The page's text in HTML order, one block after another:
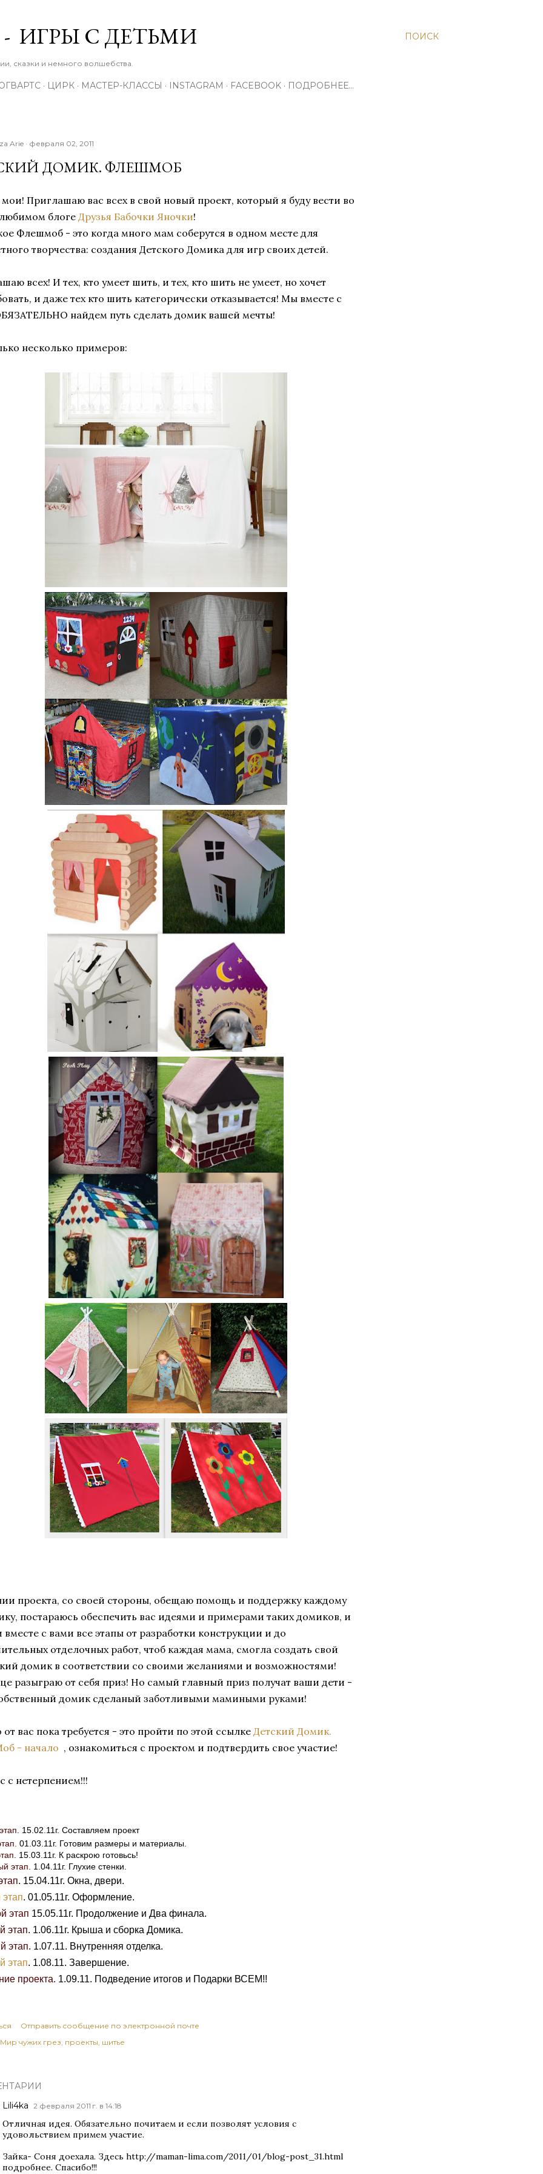
ПОИСК
ИГРЫ С ДЕТЬМИ
сказки и немного волшебства.
ЦИРК МАСТЕР-КЛАССЫ INSTAGRAM FACEBOOK ПОДРОБНЕЕ…
Arie февраля 02, 2011
ДОМИК. ФЛЕШМОБ
мои! Приглашаю вас всех в свой новый проект, который я буду вести во
блоге Друзья Бабочки Яночки!
Флешмоб - это когда много мам соберутся в одном месте для
творчества: создания Детского Домика для игр своих детей.
всех! И тех, кто умеет шить, и тех, кто шить не умеет, но хочет
и даже тех кто шить категорически отказывается! Мы вместе с
найдем путь сделать домик вашей мечты!
несколько примеров:
проекта, со своей стороны, обещаю помощь и поддержку каждому
постараюсь обеспечить вас идеями и примерами таких домиков, и
вместе с вами все этапы от разработки конструкции и до
отделочных работ, чтоб каждая мама, смогла создать свой
домик в соответствии со своими желаниями и возможностями!
разыграю от себя приз! Но самый главный приз получат ваши дети -
домик сделаный заботливыми мамиными руками!
от вас пока требуется - это пройти по этой ссылке Детский Домик.
- начало , ознакомиться с проектом и подтвердить свое участие!
с нетерпением!!!
. 15.02.11г. Составляем проект
01.03.11г. Готовим размеры и материалы.
. 15.03.11г. К раскрою готовьсь!
этап . 1.04.11г. Глухие стенки.
. 15.04.11г. Окна, двери.
. 01.05.11г. Оформление.
этап 15.05.11г. Продолжение и Два финала.
этап. 1.06.11г. Крыша и сборка Домика.
этап. 1.07.11. Внутренняя отделка.
этап. 1.08.11. Завершение.
проекта. 1.09.11. Подведение итогов и Подарки ВСЕМ!!
Отправить сообщение по электронной почте
Мир чужих грез проекты шитье
Lili4ka 2 февраля 2011 г. в 14:18
Отличная идея. Обязательно почитаем и если позволят условия с
удовольствием примем участие.
Зайка- Соня доехала. Здесь http://maman-lima.com/2011/01/blog-post_31.html
подробнее. Спасибо!!!